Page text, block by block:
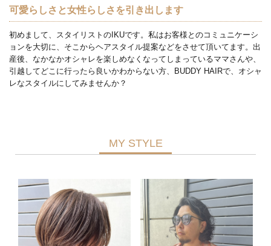
可愛らしさと女性らしさを引き出します
初めまして、スタイリストのIKUです。私はお客様とのコミュニケーシ
ョンを大切に、そこからヘアスタイル提案などをさせて頂いてます。出
産後、なかなかオシャレを楽しめなくなってしまっているママさんや、
引越してどこに行ったら良いかわからない方、BUDDY HAIRで、オシャ
レなスタイルにしてみませんか？
MY STYLE